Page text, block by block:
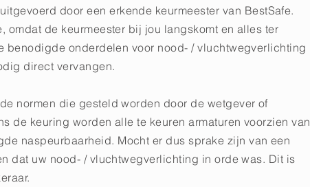
door een erkende keurmeester van BestSafe.
omdat de keurmeester bij jou langskomt en alles ter
benodigde onderdelen voor nood- / vluchtwegverlichting
direct vervangen.
normen die gesteld worden door de wetgever of
de keuring worden alle te keuren armaturen voorzien van
naspeurbaarheid. Mocht er dus sprake zijn van een
dat uw nood- / vluchtwegverlichting in orde was. Dit is